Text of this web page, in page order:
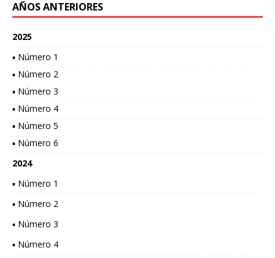
AÑOS ANTERIORES
2025
▪ Número 1
▪ Número 2
▪ Número 3
▪ Número 4
▪ Número 5
▪ Número 6
2024
▪ Número 1
▪ Número 2
▪ Número 3
▪ Número 4